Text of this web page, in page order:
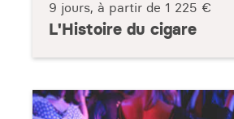
9 jours, à partir de 1 225 €
L'Histoire du cigare